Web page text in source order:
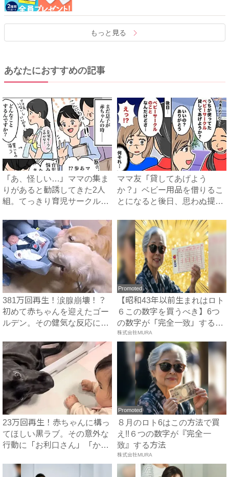
もっと見る
あなたにおすすめの記事
「あ、怪しい…」ママの集ま
りがあると勧誘してきた2人
組。てっきり育児サークルか
ママ友「貸してあげよう
か？」ベビー用品を借りるこ
とになると後日、思わぬ提案
381万回再生！涙腺崩壊！？
初めて赤ちゃんを迎えたゴー
ルデン。その健気な反応に
Promoted
【昭和43年以前生まれはロト
６この数字を買うべき】6つ
の数字が「完全一致」する
方...
株式会社MURA
23万回再生！赤ちゃんに構っ
てほしい黒ラブ。その意外な
行動に「お利口さん」「か
Promoted
８月のロト6はこの方法で買
え!!６つの数字が『完全一
致』する方法
株式会社MURA